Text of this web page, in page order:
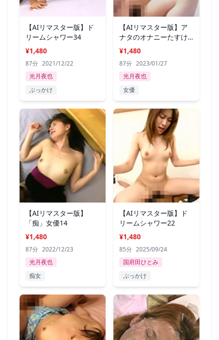
【AIリマスター版】ド
リームシャワー34
¥1,480
87分 2021/12/22
光月夜也
ぶっかけ
【AIリマスター版】ア
ナタのオナニーたすけ
てアゲル9
¥1,480
87分 2023/01/27
光月夜也
女優
【AIリマスター版】
「痴」女優14
¥1,480
87分 2022/12/23
光月夜也
痴女
【AIリマスター版】ド
リームシャワー22
¥1,480
85分 2025/09/24
国府田ひとみ
ぶっかけ